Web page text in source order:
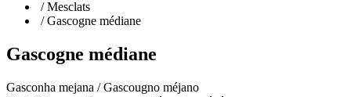
/ Mesclats
/ Gascogne médiane
Gascogne médiane
Gasconha mejana / Gascougno méjano